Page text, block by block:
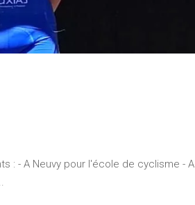
: - A Neuvy pour l'école de cyclisme - A